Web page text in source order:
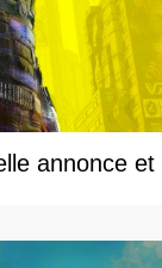
annonce et